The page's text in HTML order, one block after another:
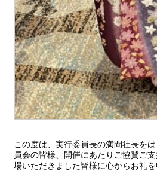
この度は、実行委員長の満間社長を
員会の皆様、開催にあたりご協賛ご
場いただきました皆様に心からお礼を